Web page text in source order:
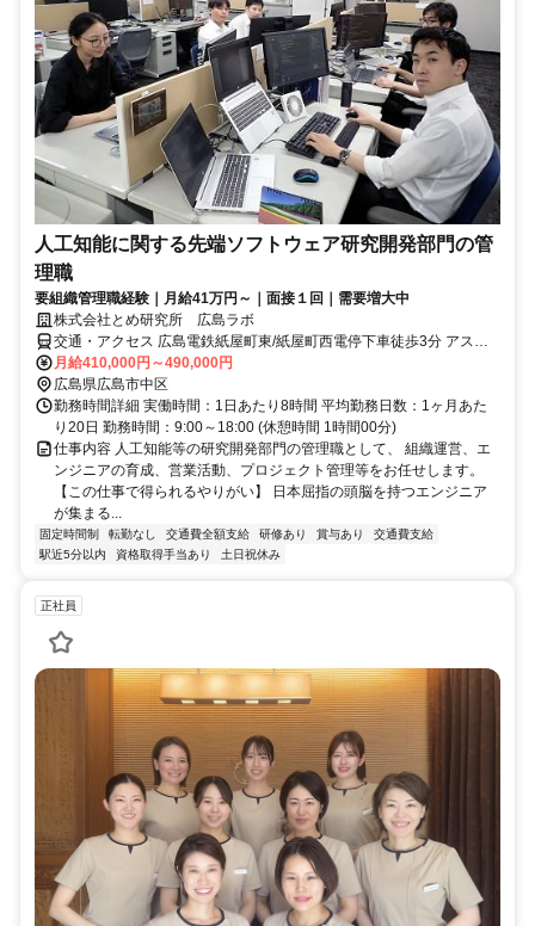
人工知能に関する先端ソフトウェア研究開発部門の管
理職
要組織管理職経験｜月給41万円～｜面接１回｜需要増大中
株式会社とめ研究所 広島ラボ
交通・アクセス 広島電鉄紙屋町東/紙屋町西電停下車徒歩3分 アスト
ラムライン県庁前駅下車徒歩1分
月給410,000円～490,000円
広島県広島市中区
勤務時間詳細 実働時間：1日あたり8時間 平均勤務日数：1ヶ月あた
り20日 勤務時間：9:00～18:00 (休憩時間 1時間00分)
仕事内容 人工知能等の研究開発部門の管理職として、 組織運営、エ
ンジニアの育成、営業活動、プロジェクト管理等をお任せします。
【この仕事で得られるやりがい】 日本屈指の頭脳を持つエンジニア
が集まる...
固定時間制 転勤なし 交通費全額支給 研修あり 賞与あり
交通費支給
駅近5分以内
資格取得手当あり 土日祝休み
正社員